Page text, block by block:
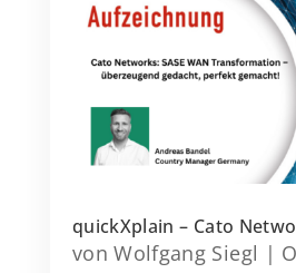
quickXplain – Cato
vonWolfgang Siegl |